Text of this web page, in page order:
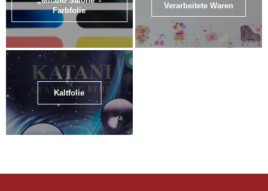
Farbfolie
Verarbeitete Waren
Kaltfolie